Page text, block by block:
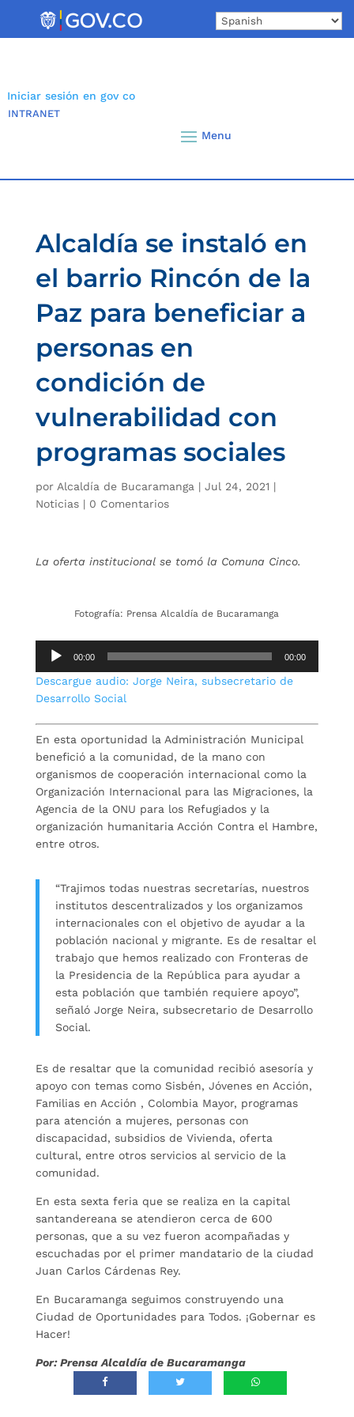
Iniciar sesión en gov co
INTRANET
Alcaldía se instaló en
el barrio Rincón de la
Paz para beneficiar a
personas en
condición de
vulnerabilidad con
programas sociales
por Alcaldía de Bucaramanga | Jul 24, 2021 |
Noticias| 0 Comentarios
La oferta institucional se tomó la Comuna Cinco.
Fotografía: Prensa Alcaldía de Bucaramanga
00:00 00:00
Descargue audio: Jorge Neira, subsecretario de
Desarrollo Social
En esta oportunidad la Administración Municipal
benefició a la comunidad, de la mano con
organismos de cooperación internacional como la
Organización Internacional para las Migraciones, la
Agencia de la ONU para los Refugiados y la
organización humanitaria Acción Contra el Hambre,
entre otros.
“Trajimos todas nuestras secretarías, nuestros
institutos descentralizados y los organizamos
internacionales con el objetivo de ayudar a la
población nacional y migrante. Es de resaltar el
trabajo que hemos realizado con Fronteras de
la Presidencia de la República para ayudar a
esta población que también requiere apoyo”,
señaló Jorge Neira, subsecretario de Desarrollo
Social.
Es de resaltar que la comunidad recibió asesoría y
apoyo con temas como Sisbén, Jóvenes en Acción,
Familias en Acción , Colombia Mayor, programas
para atención a mujeres, personas con
discapacidad, subsidios de Vivienda, oferta
cultural, entre otros servicios al servicio de la
comunidad.
En esta sexta feria que se realiza en la capital
santandereana se atendieron cerca de 600
personas, que a su vez fueron acompañadas y
escuchadas por el primer mandatario de la ciudad
Juan Carlos Cárdenas Rey.
En Bucaramanga seguimos construyendo una
Ciudad de Oportunidades para Todos. ¡Gobernar es
Hacer!
Por: Prensa Alcaldía de Bucaramanga